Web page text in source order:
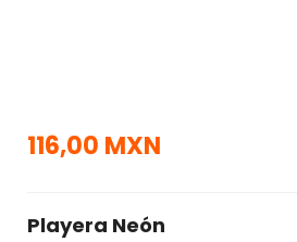
116,00 MXN
Playera Neón